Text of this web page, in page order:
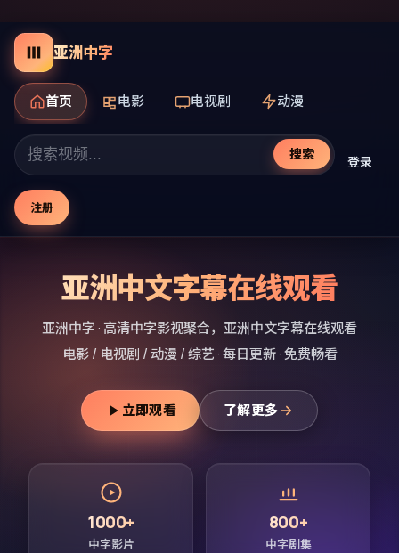
亚洲中字
首页 电影 电视剧 动漫
搜索 登录
注册
亚洲中文字幕在线观看
亚洲中字· 高清中字影视聚合， 亚洲中文字幕在线观看
电影 / 电视剧 / 动漫 / 综艺 · 每日更新 · 免费畅看
立即观看 了解更多
1000+
中字影片
800+
中字剧集